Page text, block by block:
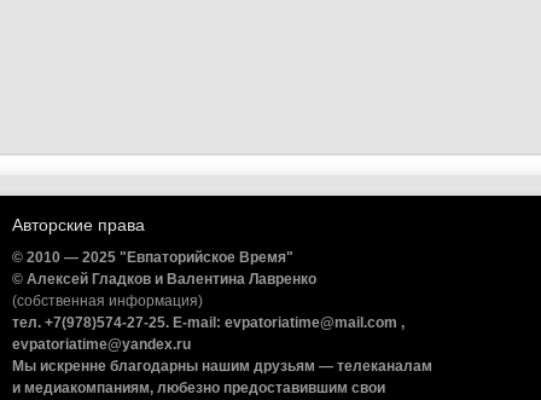
Авторские права
© 2010 — 2025 "Евпаторийское Время"
© Алексей Гладков и Валентина Лавренко
(собственная информация)
тел. +7(978)574-27-25. E-mail: evpatoriatime@mail.com ,
evpatoriatime@yandex.ru
Мы искренне благодарны нашим друзьям — телеканалам
и медиакомпаниям, любезно предоставившим свои